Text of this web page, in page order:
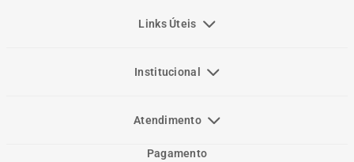
Links Úteis
Institucional
Atendimento
Pagamento